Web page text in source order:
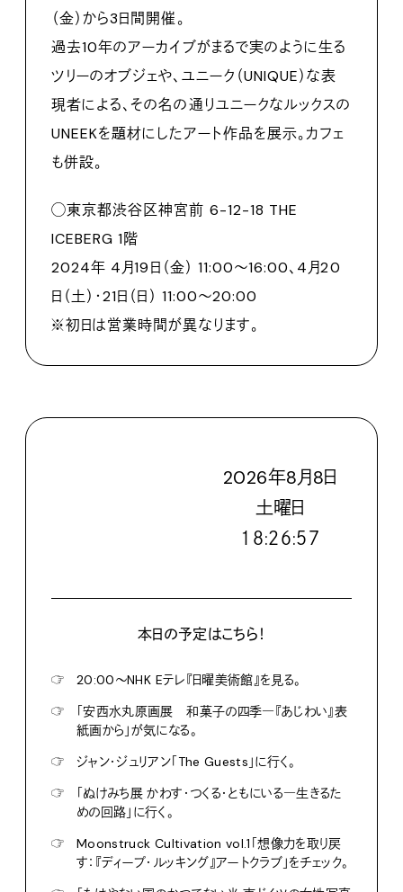
（金）から3日間開催。
過去10年のアーカイブがまるで実のように生る
ツリーのオブジェや、ユニーク（UNIQUE）な表
現者による、その名の通りユニークなルックスの
UNEEKを題材にしたアート作品を展示。カフェ
も併設。
◯東京都渋谷区神宮前 6-12-18 THE
ICEBERG 1階
2024年 4月19日（金） 11:00～16:00、4月20
日（土）・21日（日） 11:00～20:00
※初日は営業時間が異なります。
2026年8月8日
土曜日
１８:２７:００
本日の予定はこちら！
☞
20:00〜NHK Eテレ『日曜美術館』を見る。
☞
「安西水丸原画展 和菓子の四季―『あじわい』表
紙画から」が気になる。
☞
ジャン・ジュリアン「The Guests」に行く。
☞
「ぬけみち展 かわす・つくる・ともにいる―生きるた
めの回路」に行く。
☞
Moonstruck Cultivation vol.1「想像力を取り戻
す：『ディープ・ルッキング』アートクラブ」をチェック。